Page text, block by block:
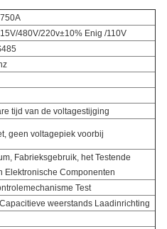
480V/220v±10% Enig /110V
tijd van de voltagestijging
geen voltagepiek voorbij
Fabrieksgebruik, het Testende
Elektronische Componenten
Test
weerstands Laadinrichting